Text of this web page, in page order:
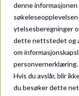
denne
ytelsesberegninger
dette nettstedet og
om
personvernerklæring.
Hvis du avslår, blir
du besøker dette